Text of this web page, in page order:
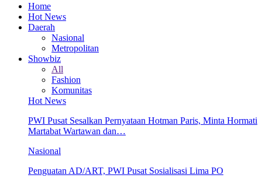
Home
Hot News
Daerah
Nasional
Metropolitan
Showbiz
All
Fashion
Komunitas
Hot News
PWI Pusat Sesalkan Pernyataan Hotman Paris, Minta Hormati
Martabat Wartawan dan…
Nasional
Penguatan AD/ART, PWI Pusat Sosialisasi Lima PO